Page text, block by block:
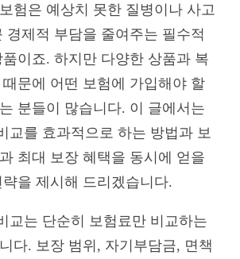
험은 예상치 못한 질병이나 사고
경제적 부담을 줄여주는 필수적
품이죠. 하지만 다양한 상품과 복
문에 어떤 보험에 가입해야 할
분들이 많습니다. 이 글에서는
교를 효과적으로 하는 방법과 보
최대 보장 혜택을 동시에 얻을
을 제시해 드리겠습니다.
교는 단순히 보험료만 비교하는
다. 보장 범위, 자기부담금, 면책